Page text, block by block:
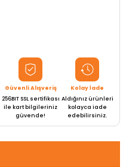
Güvenli Alışveriş
256BIT SSL sertifikası
ile kart bilgileriniz
güvende!
Kolay İade
Aldığınız ürünleri
kolayca iade
edebilirsiniz.